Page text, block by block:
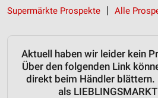
Supermärkte Prospekte
Alle
Aktuell haben wir leider kein
Über den folgenden Link
direkt beim Händler blättern.
als